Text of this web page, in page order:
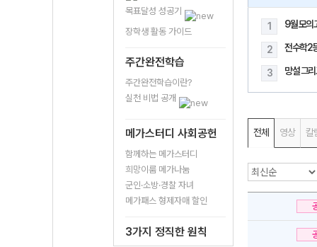
목표달성 성공기
장학생 활동 가이드
주간완전학습
주간완전학습이란?
실천 비법 공개
메가스터디 사회공헌
함께하는 메가스터디
희망이룸 메가나눔
군인·소방·경찰 자녀
메가패스 형제자매 할인
3가지 정직한 원칙
1 9월 모의
2 전수학2
3 망설 그
전체 영상 칼